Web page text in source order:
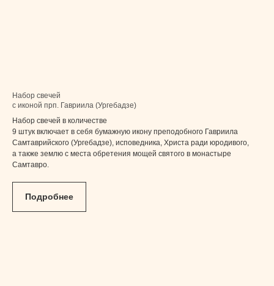
Набор свечей
с иконой прп. Гавриила (Ургебадзе)
Набор свечей в количестве
9 штук включает в себя бумажную икону преподобного Гавриила
Самтаврийского (Ургебадзе), исповедника, Христа ради юродивого,
а также землю с места обретения мощей святого в монастыре
Самтавро.
Подробнее